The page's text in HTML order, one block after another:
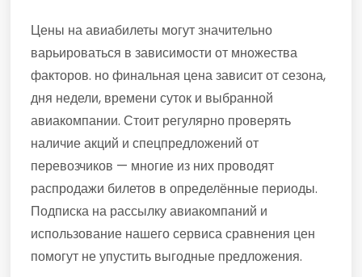
Цены на авиабилеты могут значительно
варьироваться в зависимости от множества
факторов. но финальная цена зависит от сезона,
дня недели, времени суток и выбранной
авиакомпании. Стоит регулярно проверять
наличие акций и спецпредложений от
перевозчиков — многие из них проводят
распродажи билетов в определённые периоды.
Подписка на рассылку авиакомпаний и
использование нашего сервиса сравнения цен
помогут не упустить выгодные предложения.